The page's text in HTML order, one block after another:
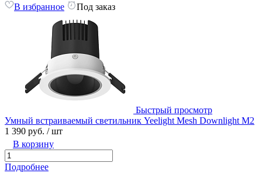
В избранное
Под заказ
Быстрый просмотр
Умный встраиваемый светильник Yeelight Mesh Downlight M2
1 390 руб. / шт
В корзину
Подробнее